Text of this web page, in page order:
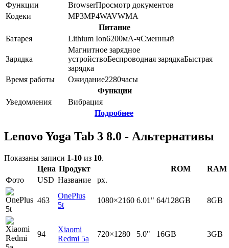
Функции
BrowserПросмотр документов
Кодеки
MP3MP4WAVWMA
Питание
Батарея
Lithium Ion6200мА-чСменный
Зарядка
Магнитное зарядное
устройствоБеспроводная зарядкаБыстрая
зарядка
Время работы
Ожидание2280часы
Функции
Уведомления
Вибрация
Подробнее
Lenovo Yoga Tab 3 8.0 - Альтернативы
Показаны записи 1-10 из 10.
Цена Продукт ROM
RAM
Фото
USD Название px.
463
OnePlus
5t
1080×2160 6.01" 64/128GB 8GB
94
Xiaomi
Redmi 5a
720×1280 5.0" 16GB 3GB